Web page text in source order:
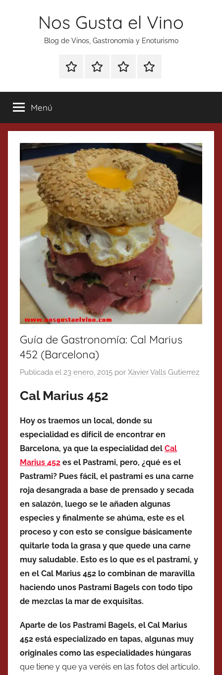
Nos Gusta el Vino
Blog de Vinos, Gastronomía y Enoturismo
Especial
Tonics
Enoturismo
Gastronomía
RankingContacto
Menú
Guía de Gastronomía: Cal Marius
452 (Barcelona)
Publicada el 23 enero, 2015 por Xavier Valls Gutierrez
Cal Marius 452
Hoy os traemos un local, donde su
especialidad es difícil de encontrar en
Barcelona, ya que la especialidad del Cal
Marius 452 es el Pastrami, pero, ¿qué es el
Pastrami? Pues fácil, el pastrami es una carne
roja desangrada a base de prensado y secada
en salazón, luego se le añaden algunas
especies y finalmente se ahúma, este es el
proceso y con esto se consigue básicamente
quitarle toda la grasa y que quede una carne
muy saludable. Esto es lo que es el pastrami, y
en el Cal Marius 452 lo combinan de maravilla
haciendo unos Pastrami Bagels con todo tipo
de mezclas la mar de exquisitas.
Aparte de los Pastrami Bagels, el Cal Marius
452 está especializado en tapas, algunas muy
originales como las especialidades húngaras
que tiene y que ya veréis en las fotos del artículo,